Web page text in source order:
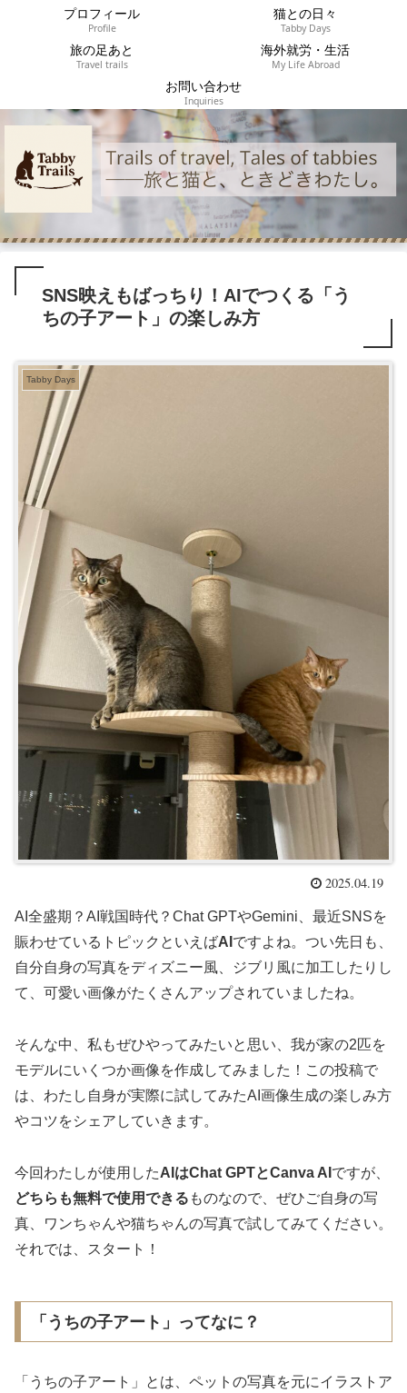
プロフィール
Profile
猫との日々
Tabby Days
旅の足あと
Travel trails
海外就労・生活
My Life Abroad
お問い合わせ
Inquiries
SNS映えもばっちり！AIでつくる「う
ちの子アート」の楽しみ方
Tabby Days
2025.04.19
AI全盛期？AI戦国時代？Chat GPTやGemini、最近SNSを
賑わせているトピックといえばAI ですよね。つい先日も、
自分自身の写真をディズニー風、ジブリ風に加工したりし
て、可愛い画像がたくさんアップされていましたね。
そんな中、私もぜひやってみたいと思い、我が家の2匹を
モデルにいくつか画像を作成してみました！この投稿で
は、わたし自身が実際に試してみたAI画像生成の楽しみ方
やコツをシェアしていきます。
今回わたしが使用したAIはChat GPTとCanva AI ですが、
どちらも無料で使用できる ものなので、ぜひご自身の写
真、ワンちゃんや猫ちゃんの写真で試してみてください。
それでは、スタート！
「うちの子アート」ってなに？
「うちの子アート」とは、ペットの写真を元にイラストア